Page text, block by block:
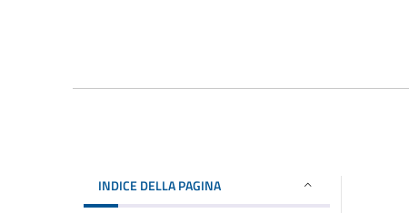
INDICE DELLA PAGINA